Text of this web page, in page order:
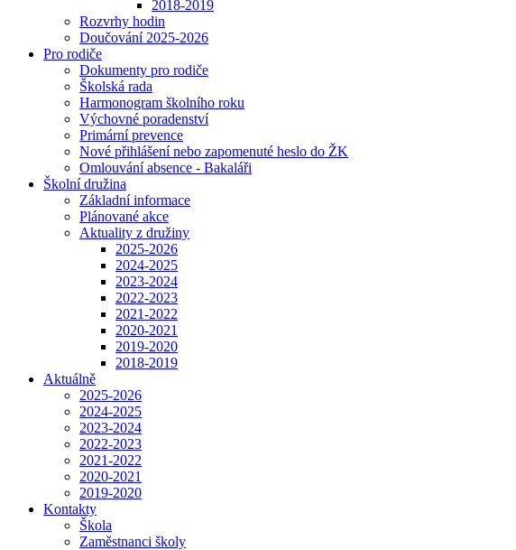
2018-2019
Rozvrhy hodin
Doučování 2025-2026
Pro rodiče
Dokumenty pro rodiče
Školská rada
Harmonogram školního roku
Výchovné poradenství
Primární prevence
Nové přihlášení nebo zapomenuté heslo do ŽK
Omlouvání absence - Bakaláři
Školní družina
Základní informace
Plánované akce
Aktuality z družiny
2025-2026
2024-2025
2023-2024
2022-2023
2021-2022
2020-2021
2019-2020
2018-2019
Aktuálně
2025-2026
2024-2025
2023-2024
2022-2023
2021-2022
2020-2021
2019-2020
Kontakty
Škola
Zaměstnanci školy